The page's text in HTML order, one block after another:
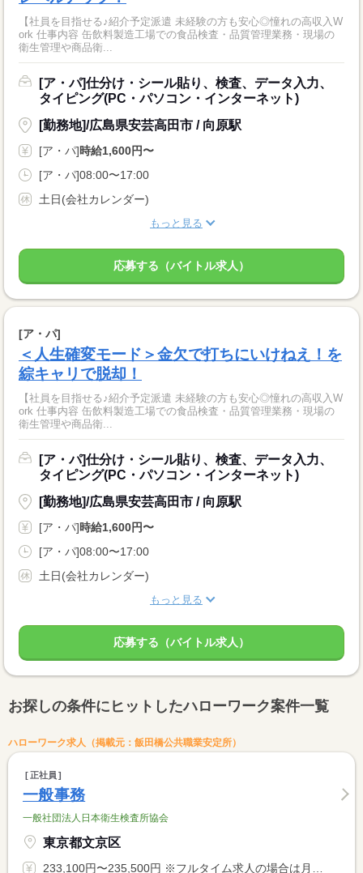
【社員を目指せる♪紹介予定派遣 未経験の方も安心◎憧れの高収入W
ork 仕事内容 缶飲料製造工場での食品検査・品質管理業務・現場の
衛生管理や商品衛...
[ア・パ]仕分け・シール貼り、検査、データ入力、
タイピング(PC・パソコン・インターネット)
[勤務地]/広島県安芸高田市 / 向原駅
[ア・パ]時給1,600円〜
[ア・パ]08:00〜17:00
土日(会社カレンダー)
もっと見る
応募する（バイトル求人）
[ア・パ]
＜人生確変モード＞金欠で打ちにいけねえ！を
綜キャリで脱却！
【社員を目指せる♪紹介予定派遣 未経験の方も安心◎憧れの高収入W
ork 仕事内容 缶飲料製造工場での食品検査・品質管理業務・現場の
衛生管理や商品衛...
[ア・パ]仕分け・シール貼り、検査、データ入力、
タイピング(PC・パソコン・インターネット)
[勤務地]/広島県安芸高田市 / 向原駅
[ア・パ]時給1,600円〜
[ア・パ]08:00〜17:00
土日(会社カレンダー)
もっと見る
応募する（バイトル求人）
お探しの条件にヒットしたハローワーク案件一覧
ハローワーク求人（掲載元：飯田橋公共職業安定所）
正社員
一般事務
一般社団法人日本衛生検査所協会
東京都文京区
233,100円〜235,500円 ※フルタイム求人の場合は月額（換算額）、パート求人の場合は時間額を表示しています。